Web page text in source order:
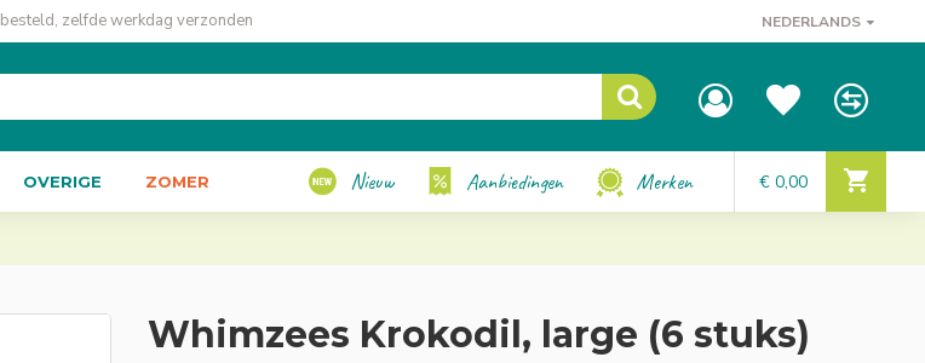
besteld, zelfde werkdag verzonden NEDERLANDS
OVERIGE ZOMER Nieuw Aanbiedingen Merken € 0,00
Whimzees Krokodil, large (6 stuks)